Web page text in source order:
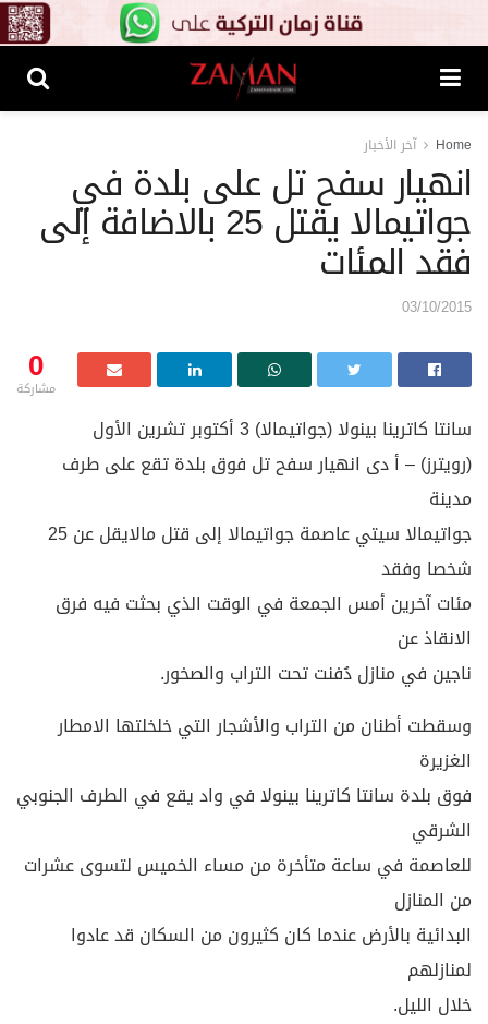
Home آخر الأخبار
انهيار سفح تل على بلدة في
جواتيمالا يقتل 25 بالاضافة إلى
فقد المئات
03/10/2015
0
مشاركة
سانتا كاترينا بينولا (جواتيمالا) 3 أكتوبر تشرين الأول
(رويترز) – أ دى انهيار سفح تل فوق بلدة تقع على طرف
مدينة
جواتيمالا سيتي عاصمة جواتيمالا إلى قتل مالايقل عن 25
شخصا وفقد
مئات آخرين أمس الجمعة في الوقت الذي بحثت فيه فرق
الانقاذ عن
ناجين في منازل دُفنت تحت التراب والصخور.
وسقطت أطنان من التراب والأشجار التي خلخلتها الامطار
الغزيرة
فوق بلدة سانتا كاترينا بينولا في واد يقع في الطرف الجنوبي
الشرقي
للعاصمة في ساعة متأخرة من مساء الخميس لتسوى عشرات
من المنازل
البدائية بالأرض عندما كان كثيرون من السكان قد عادوا
لمنازلهم
خلال الليل.